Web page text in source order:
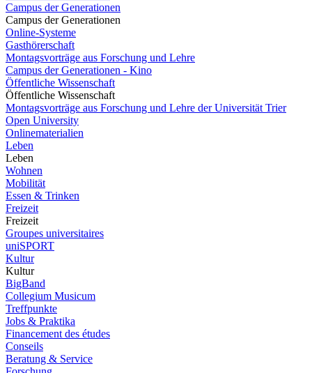
Campus der Generationen
Campus der Generationen
Online-Systeme
Gasthörerschaft
Montagsvorträge aus Forschung und Lehre
Campus der Generationen - Kino
Öffentliche Wissenschaft
Öffentliche Wissenschaft
Montagsvorträge aus Forschung und Lehre der Universität Trier
Open University
Onlinematerialien
Leben
Leben
Wohnen
Mobilität
Essen & Trinken
Freizeit
Freizeit
Groupes universitaires
uniSPORT
Kultur
Kultur
BigBand
Collegium Musicum
Treffpunkte
Jobs & Praktika
Financement des études
Conseils
Beratung & Service